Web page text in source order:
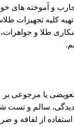
و آموخته های
کلیه تجهیزات
طلا و
یا مرجوعی
سالم و تست
از لفافه و